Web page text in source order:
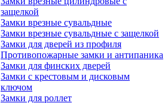
защелкой
Замки врезные сувальдные
Замки врезные сувальдные с защелкой
Замки для дверей из профиля
Противопожарные замки и антипаника
Замки для финских дверей
Замки с крестовым и дисковым
ключом
Замки для роллет